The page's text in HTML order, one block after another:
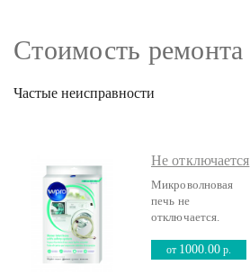
Стоимость ремонта
Частые неисправности
Не отключается
Микроволновая
печь не
отключается.
от 1000.00 р.